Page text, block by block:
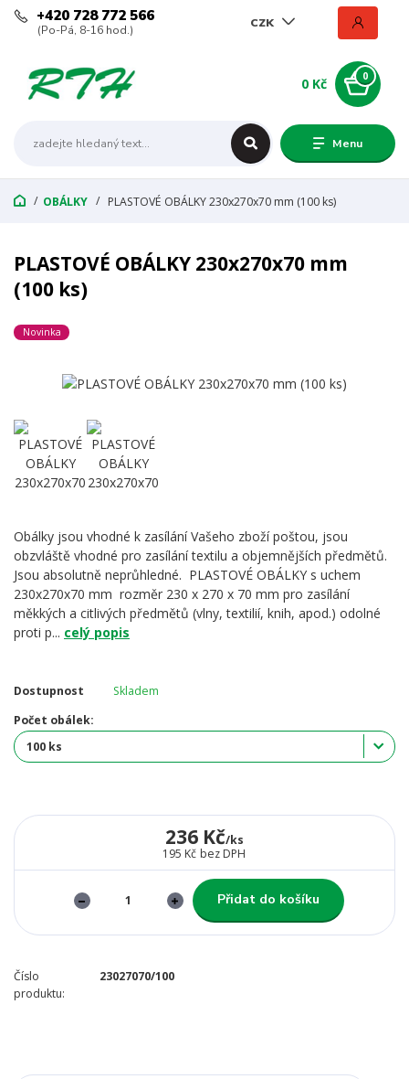
Menu
CZK
+420 728 772 566
(Po-Pá, 8-16 hod.)
0
0 Kč
OBÁLKY PLASTOVÉ OBÁLKY 230x270x70 mm (100 ks)
PLASTOVÉ OBÁLKY 230x270x70 mm
(100 ks)
Novinka
Obálky jsou vhodné k zasílání Vašeho zboží poštou, jsou
obzvláště vhodné pro zasílání textilu a objemnějších předmětů.
Jsou absolutně neprůhledné. PLASTOVÉ OBÁLKY s uchem
230x270x70 mm rozměr 230 x 270 x 70 mm pro zasílání
měkkých a citlivých předmětů (vlny, textilií, knih, apod.) odolné
proti p... celý popis
Dostupnost
Skladem
Počet obálek:
236 Kč/ks
195 Kč bez DPH
Přidat do košíku
Číslo
produktu:
23027070/100